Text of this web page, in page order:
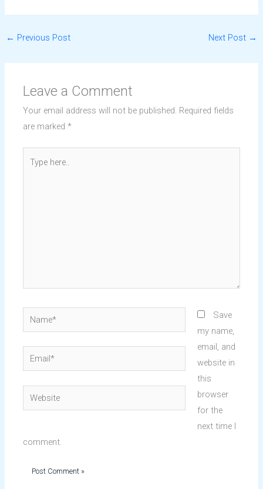
← Previous Post Next Post →
Leave a Comment
Your email address will not be published. Required fields
are marked*
here..
Name*
Email*
Website
Save
my name,
email, and
website in
this
browser
for the
next time I
comment.